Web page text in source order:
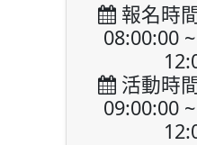
報名時
08:00:00
活動時
09:00:00